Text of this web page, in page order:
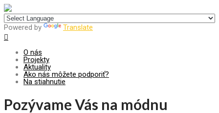
Powered by Translate
O nás
Projekty
Aktuality
Ako nás môžete podporiť?
Na stiahnutie
Pozývame Vás na módnu